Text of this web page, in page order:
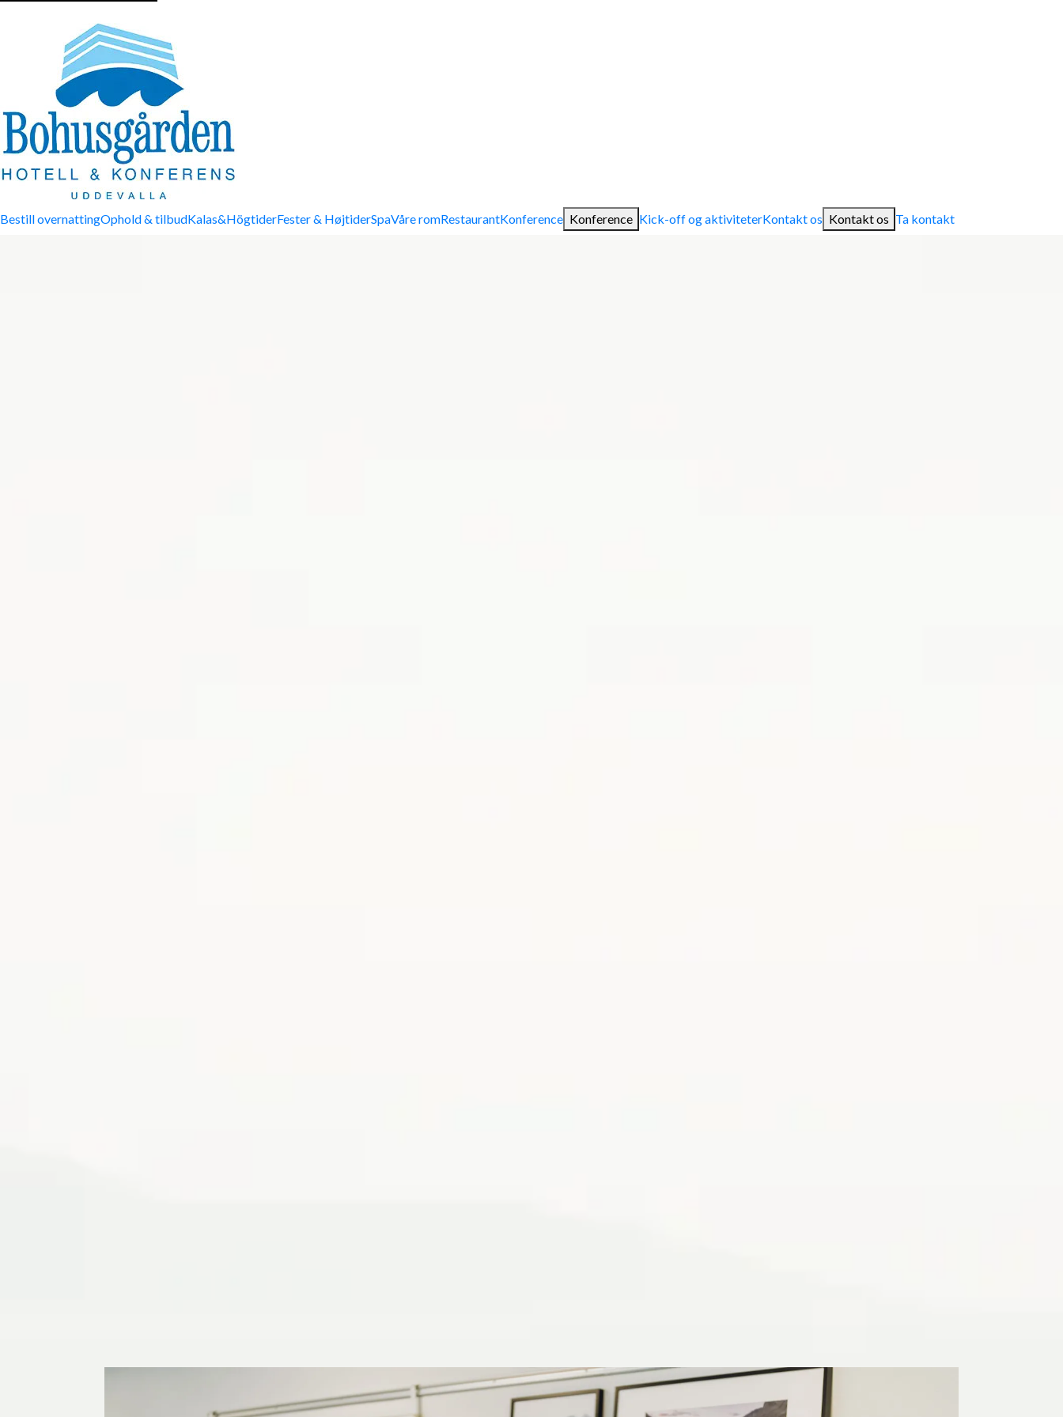
Bestill overnattingOphold & tilbudKalas&HögtiderFester & HøjtiderSpaVåre romRestaurantKonference Konference Kick-off og aktiviteterKontakt os Kontakt os Ta kontakt